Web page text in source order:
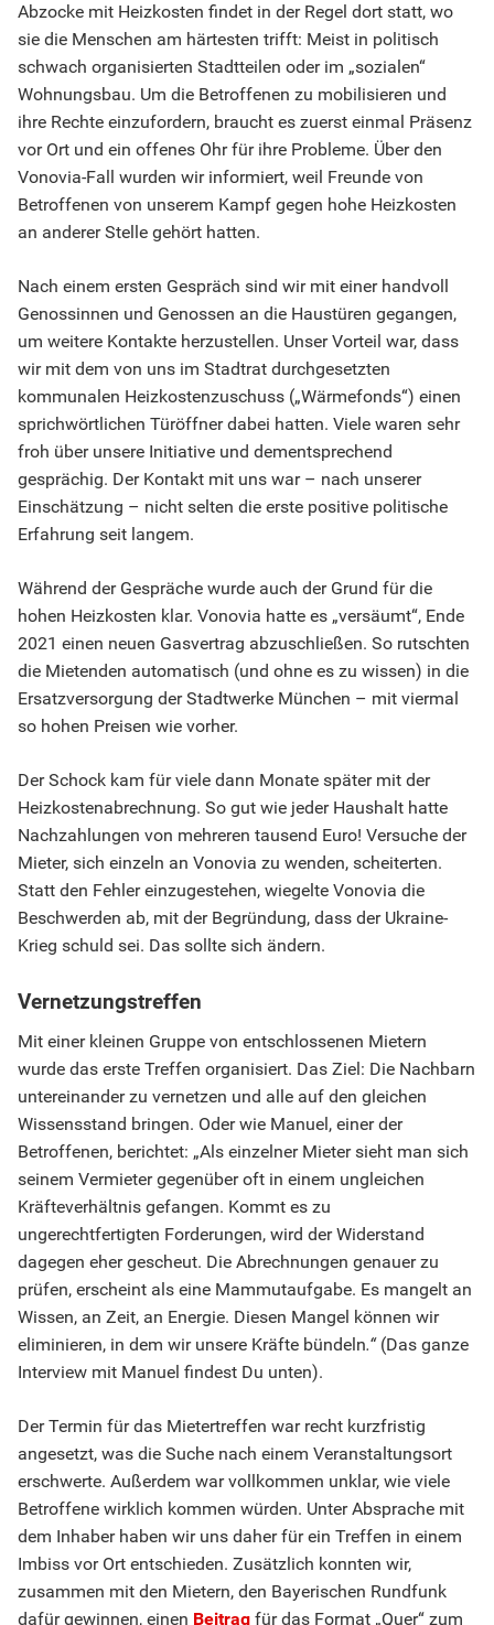
Abzocke mit Heizkosten findet in der Regel dort statt, wo
sie die Menschen am härtesten trifft: Meist in politisch
schwach organisierten Stadtteilen oder im „sozialen“
Wohnungsbau. Um die Betroffenen zu mobilisieren und
ihre Rechte einzufordern, braucht es zuerst einmal Präsenz
vor Ort und ein offenes Ohr für ihre Probleme. Über den
Vonovia-Fall wurden wir informiert, weil Freunde von
Betroffenen von unserem Kampf gegen hohe Heizkosten
an anderer Stelle gehört hatten.
Nach einem ersten Gespräch sind wir mit einer handvoll
Genossinnen und Genossen an die Haustüren gegangen,
um weitere Kontakte herzustellen. Unser Vorteil war, dass
wir mit dem von uns im Stadtrat durchgesetzten
kommunalen Heizkostenzuschuss („Wärmefonds“) einen
sprichwörtlichen Türöffner dabei hatten. Viele waren sehr
froh über unsere Initiative und dementsprechend
gesprächig. Der Kontakt mit uns war – nach unserer
Einschätzung – nicht selten die erste positive politische
Erfahrung seit langem.
Während der Gespräche wurde auch der Grund für die
hohen Heizkosten klar. Vonovia hatte es „versäumt“, Ende
2021 einen neuen Gasvertrag abzuschließen. So rutschten
die Mietenden automatisch (und ohne es zu wissen) in die
Ersatzversorgung der Stadtwerke München – mit viermal
so hohen Preisen wie vorher.
Der Schock kam für viele dann Monate später mit der
Heizkostenabrechnung. So gut wie jeder Haushalt hatte
Nachzahlungen von mehreren tausend Euro! Versuche der
Mieter, sich einzeln an Vonovia zu wenden, scheiterten.
Statt den Fehler einzugestehen, wiegelte Vonovia die
Beschwerden ab, mit der Begründung, dass der Ukraine-
Krieg schuld sei. Das sollte sich ändern.
Vernetzungstreffen
Mit einer kleinen Gruppe von entschlossenen Mietern
wurde das erste Treffen organisiert. Das Ziel: Die Nachbarn
untereinander zu vernetzen und alle auf den gleichen
Wissensstand bringen. Oder wie Manuel, einer der
Betroffenen, berichtet: „Als einzelner Mieter sieht man sich
seinem Vermieter gegenüber oft in einem ungleichen
Kräfteverhältnis gefangen. Kommt es zu
ungerechtfertigten Forderungen, wird der Widerstand
dagegen eher gescheut. Die Abrechnungen genauer zu
prüfen, erscheint als eine Mammutaufgabe. Es mangelt an
Wissen, an Zeit, an Energie. Diesen Mangel können wir
eliminieren, in dem wir unsere Kräfte bündeln.“ (Das ganze
Interview mit Manuel findest Du unten).
Der Termin für das Mietertreffen war recht kurzfristig
angesetzt, was die Suche nach einem Veranstaltungsort
erschwerte. Außerdem war vollkommen unklar, wie viele
Betroffene wirklich kommen würden. Unter Absprache mit
dem Inhaber haben wir uns daher für ein Treffen in einem
Imbiss vor Ort entschieden. Zusätzlich konnten wir,
zusammen mit den Mietern, den Bayerischen Rundfunk
dafür gewinnen, einen Beitrag für das Format „Quer“ zum